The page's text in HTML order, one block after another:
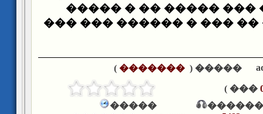
���� ���� ��� �����
����� ������ �� ��� �
����� (
�������
)
��� )
�����